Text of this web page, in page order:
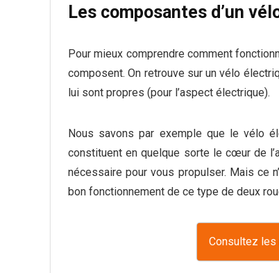
Les composantes d’un
Pour mieux comprendre comment
composent. On retrouve sur un vélo
lui sont propres (pour l’aspect électrique).
Nous savons par exemple que le vélo
constituent en quelque sorte le cœur de
nécessaire pour vous propulser. Mais ce
bon fonctionnement de ce type de deux
Consultez